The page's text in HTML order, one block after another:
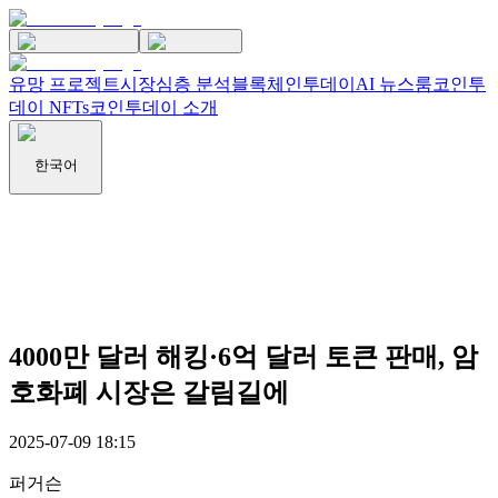
유망 프로젝트시장심층 분석블록체인투데이 AI 뉴스룸코인투
데이 NFTs코인투데이 소개
한국어
4000만 달러 해킹·6억 달러 토큰 판매, 암
호화폐 시장은 갈림길에
2025-07-09 18:15
퍼거슨